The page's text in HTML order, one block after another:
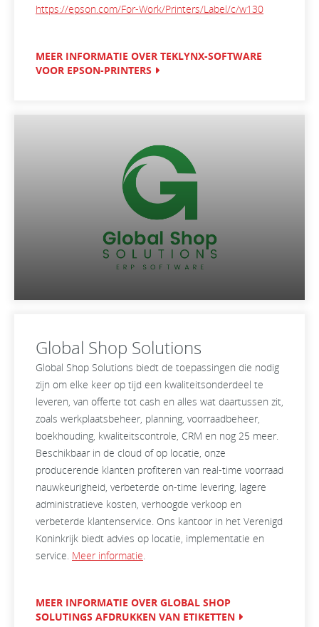
https://epson.com/For-Work/Printers/Label/c/w130
MEER INFORMATIE OVER TEKLYNX-SOFTWARE
VOOR EPSON-PRINTERS
Global Shop Solutions
Global Shop Solutions biedt de toepassingen die nodig
zijn om elke keer op tijd een kwaliteitsonderdeel te
leveren, van offerte tot cash en alles wat daartussen zit,
zoals werkplaatsbeheer, planning, voorraadbeheer,
boekhouding, kwaliteitscontrole, CRM en nog 25 meer.
Beschikbaar in de cloud of op locatie, onze
producerende klanten profiteren van real-time voorraad
nauwkeurigheid, verbeterde on-time levering, lagere
administratieve kosten, verhoogde verkoop en
verbeterde klantenservice. Ons kantoor in het Verenigd
Koninkrijk biedt advies op locatie, implementatie en
service. Meer informatie.
MEER INFORMATIE OVER GLOBAL SHOP
SOLUTINGS AFDRUKKEN VAN ETIKETTEN